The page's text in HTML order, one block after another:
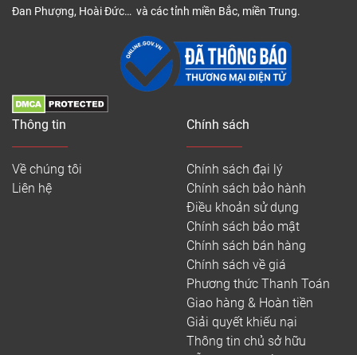
Đan Phượng, Hoài Đức… và các tỉnh miền Bắc, miền Trung.
Thông tin
Về chúng tôi
Liên hệ
Chính sách
Chính sách đại lý
Chính sách bảo hành
Điều khoản sử dụng
Chính sách bảo mật
Chính sách bán hàng
Chính sách về giá
Phương thức Thanh Toán
Giao hàng & Hoàn tiền
Giải quyết khiếu nại
Thông tin chủ sở hữu